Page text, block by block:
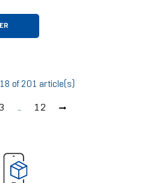
of 201 article(s)
… 12